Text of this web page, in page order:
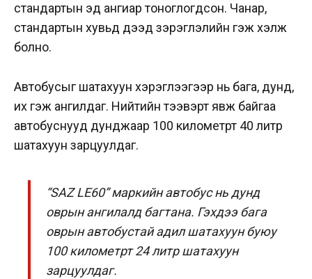
стандартын эд ангиар тоноглогдсон. Чанар,
стандартын хувьд дээд зэрэглэлийн гэж хэлж
болно.
Автобусыг шатахуун хэрэглээгээр нь бага, дунд,
их гэж ангилдаг. Нийтийн тээвэрт явж байгаа
автобуснууд дунджаар 100 километрт 40 литр
шатахуун зарцуулдаг.
“SAZ LE60” маркийн автобус нь дунд
оврын ангилалд багтана. Гэхдээ бага
оврын автобустай адил шатахуун буюу
100 километрт 24 литр шатахуун
зарцуулдаг.